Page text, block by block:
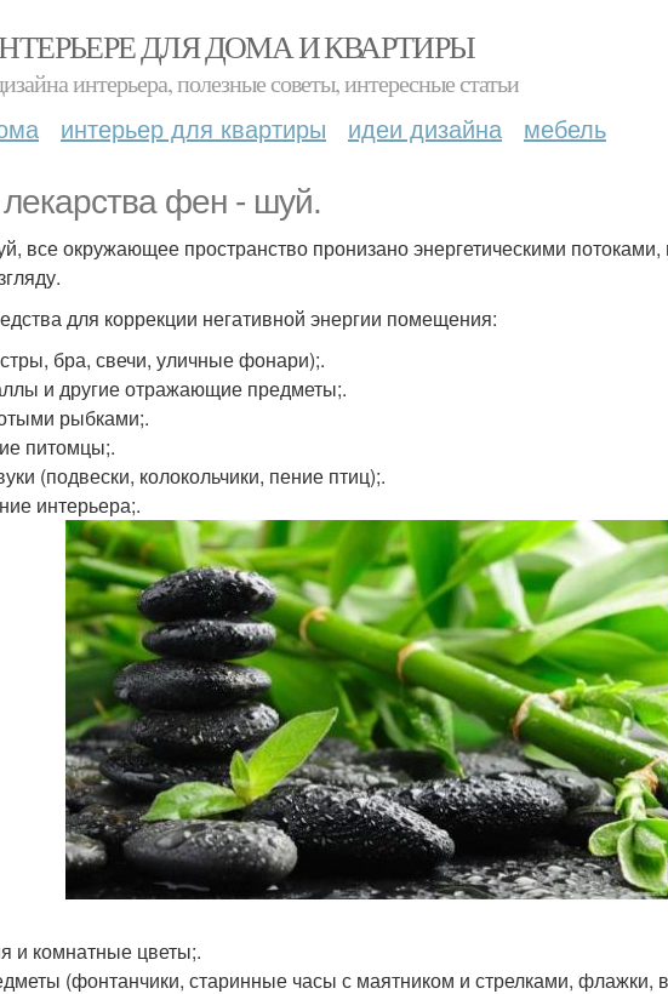
ДЛЯ ДОМА И КВАРТИРЫ
интерьера, полезные советы, интересные статьи
интерьер для квартиры идеи дизайна мебель
фен - шуй.
все окружающее пространство пронизано энергетическими
для коррекции негативной энергии помещения:
бра, свечи, уличные фонари);.
и другие отражающие предметы;.
рыбками;.
питомцы;.
(подвески, колокольчики, пение птиц);.
интерьера;.
и комнатные цветы;.
(фонтанчики, старинные часы с маятником и стрелками, флажки,